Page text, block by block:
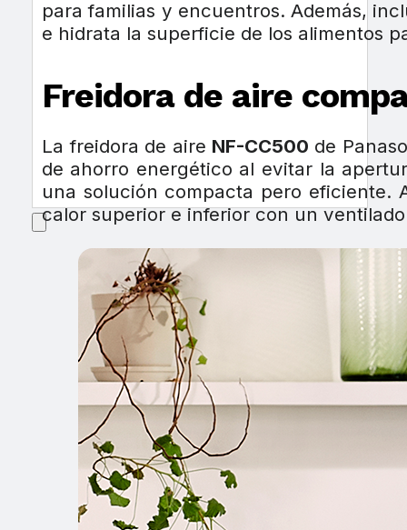
para familias y encuentros. Además,
e hidrata la superficie de los alimentos
Freidora de aire
La freidora de aire NF-CC500 de
de ahorro energético al evitar la
una solución compacta pero eficiente.
calor superior e inferior con un